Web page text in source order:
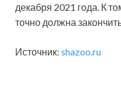
декабря 2021 года. К
точно должна
Источник: shazoo.ru